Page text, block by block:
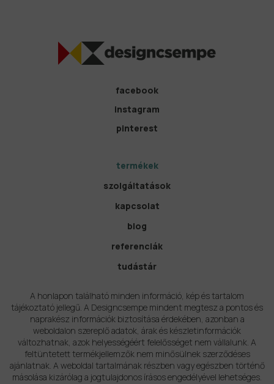
facebook
instagram
pinterest
termékek
szolgáltatások
kapcsolat
blog
referenciák
tudástár
A honlapon található minden információ, kép és tartalom
tájékoztató jellegű. A Designcsempe mindent megtesz a pontos és
naprakész információk biztosítása érdekében, azonban a
weboldalon szereplő adatok, árak és készletinformációk
változhatnak, azok helyességéért felelősséget nem vállalunk. A
feltüntetett termékjellemzők nem minősülnek szerződéses
ajánlatnak. A weboldal tartalmának részben vagy egészben történő
másolása kizárólag a jogtulajdonos írásos engedélyével lehetséges.